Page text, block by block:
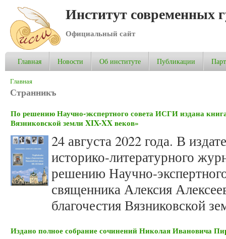
Институт современных
Официальный сайт
Главная Новости Об институте Публикации
Вы здесь
Главная
Странникъ
По решению Научно-экспертного совета ИСГИ издана
Вязниковской земли XIX-XX веков»
24 августа 2022 года. В
историко-литературного
решению Научно-
священника Алексия
благочестия Вязниковской
Издано полное собрание сочинений Николая Ивановича